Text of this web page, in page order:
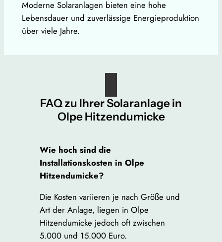
Moderne Solaranlagen bieten eine hohe
Lebensdauer und zuverlässige Energieproduktion
über viele Jahre.
FAQ zu Ihrer Solaranlage in
Olpe Hitzendumicke
Wie hoch sind die
Installationskosten in Olpe
Hitzendumicke?
Die Kosten variieren je nach Größe und
Art der Anlage, liegen in Olpe
Hitzendumicke jedoch oft zwischen
5.000 und 15.000 Euro.